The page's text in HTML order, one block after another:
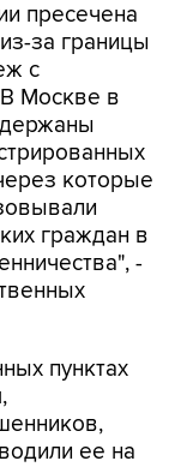
пресечена
за границы
с
Москве в
которые
граждан в
-
пунктах
ее на